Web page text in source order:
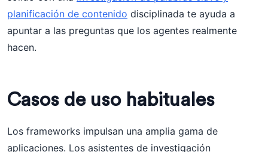
planificación de contenido disciplinada te ayuda a
apuntar a las preguntas que los agentes realmente
hacen.
Casos de uso habituales
Los frameworks impulsan una amplia gama de
aplicaciones. Los asistentes de investigación